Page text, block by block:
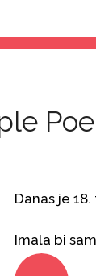
Danas je
Imala bi